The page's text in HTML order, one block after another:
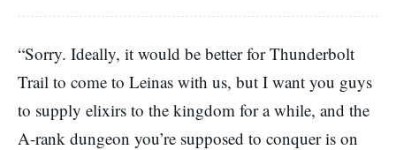
“Sorry. Ideally, it would be better for Thunderbolt
Trail to come to Leinas with us, but I want you guys
to supply elixirs to the kingdom for a while, and the
A-rank dungeon you’re supposed to conquer is on